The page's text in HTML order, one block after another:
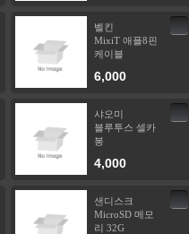
벨킨
MixiT 애플8핀
케이블
6,000
샤오미
블루투스 셀카
봉
4,000
샌디스크
MicroSD 메모
리 32G